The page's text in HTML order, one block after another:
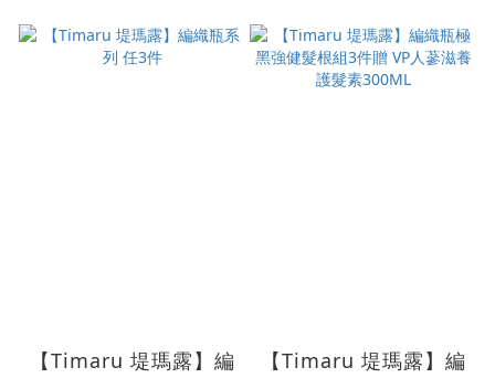
【Timaru 堤瑪露】編
【Timaru 堤瑪露】編